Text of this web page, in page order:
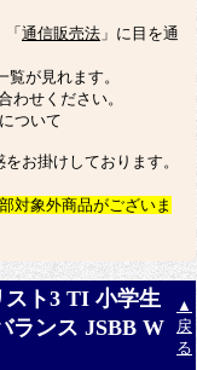
「通信販売法 」に目を通
覧が見れます。
わせください。
ついて
お掛けしております。
対象外商品がございま
スト3 TI 小学生
ランス JSBB W
▲
戻
る